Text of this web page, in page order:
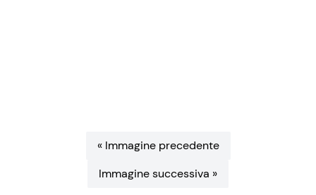
News benessere Primi Piatti
« Immagine precedente
Immagine successiva »